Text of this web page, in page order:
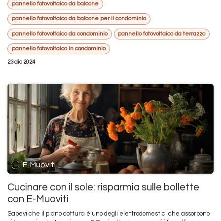
pannello fotovoltaico da balcone
pannello fotovoltaico da balcone per il condominio
pannello fotovoltaico da condominio pannello fotovoltaico da terrazzo
pannello fotovoltaico in condominio
23 dic 2024
E-Muoviti
Cucinare con il sole: risparmia sulle bollette
con E-Muoviti
Sapevi che il piano cottura è uno degli elettrodomestici che assorbono